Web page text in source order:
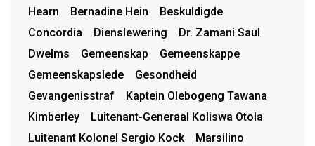
Hearn
Bernadine Hein
Beskuldigde
Concordia
Dienslewering
Dr. Zamani Saul
Dwelms
Gemeenskap
Gemeenskappe
Gemeenskapslede
Gesondheid
Gevangenisstraf
Kaptein Olebogeng Tawana
Kimberley
Luitenant-Generaal Koliswa Otola
Luitenant Kolonel Sergio Kock
Marsilino